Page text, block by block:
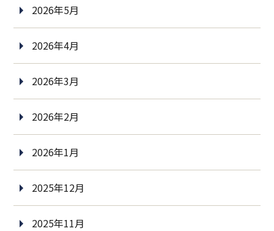
2026年5月
2026年4月
2026年3月
2026年2月
2026年1月
2025年12月
2025年11月